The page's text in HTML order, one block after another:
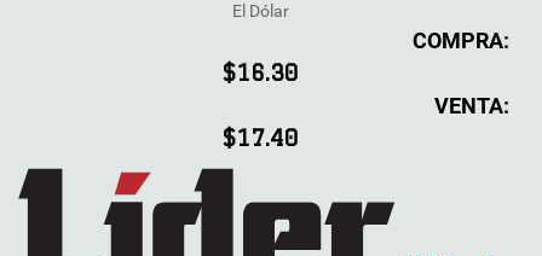
El Dólar
COMPRA:
$16.30
VENTA:
$17.40